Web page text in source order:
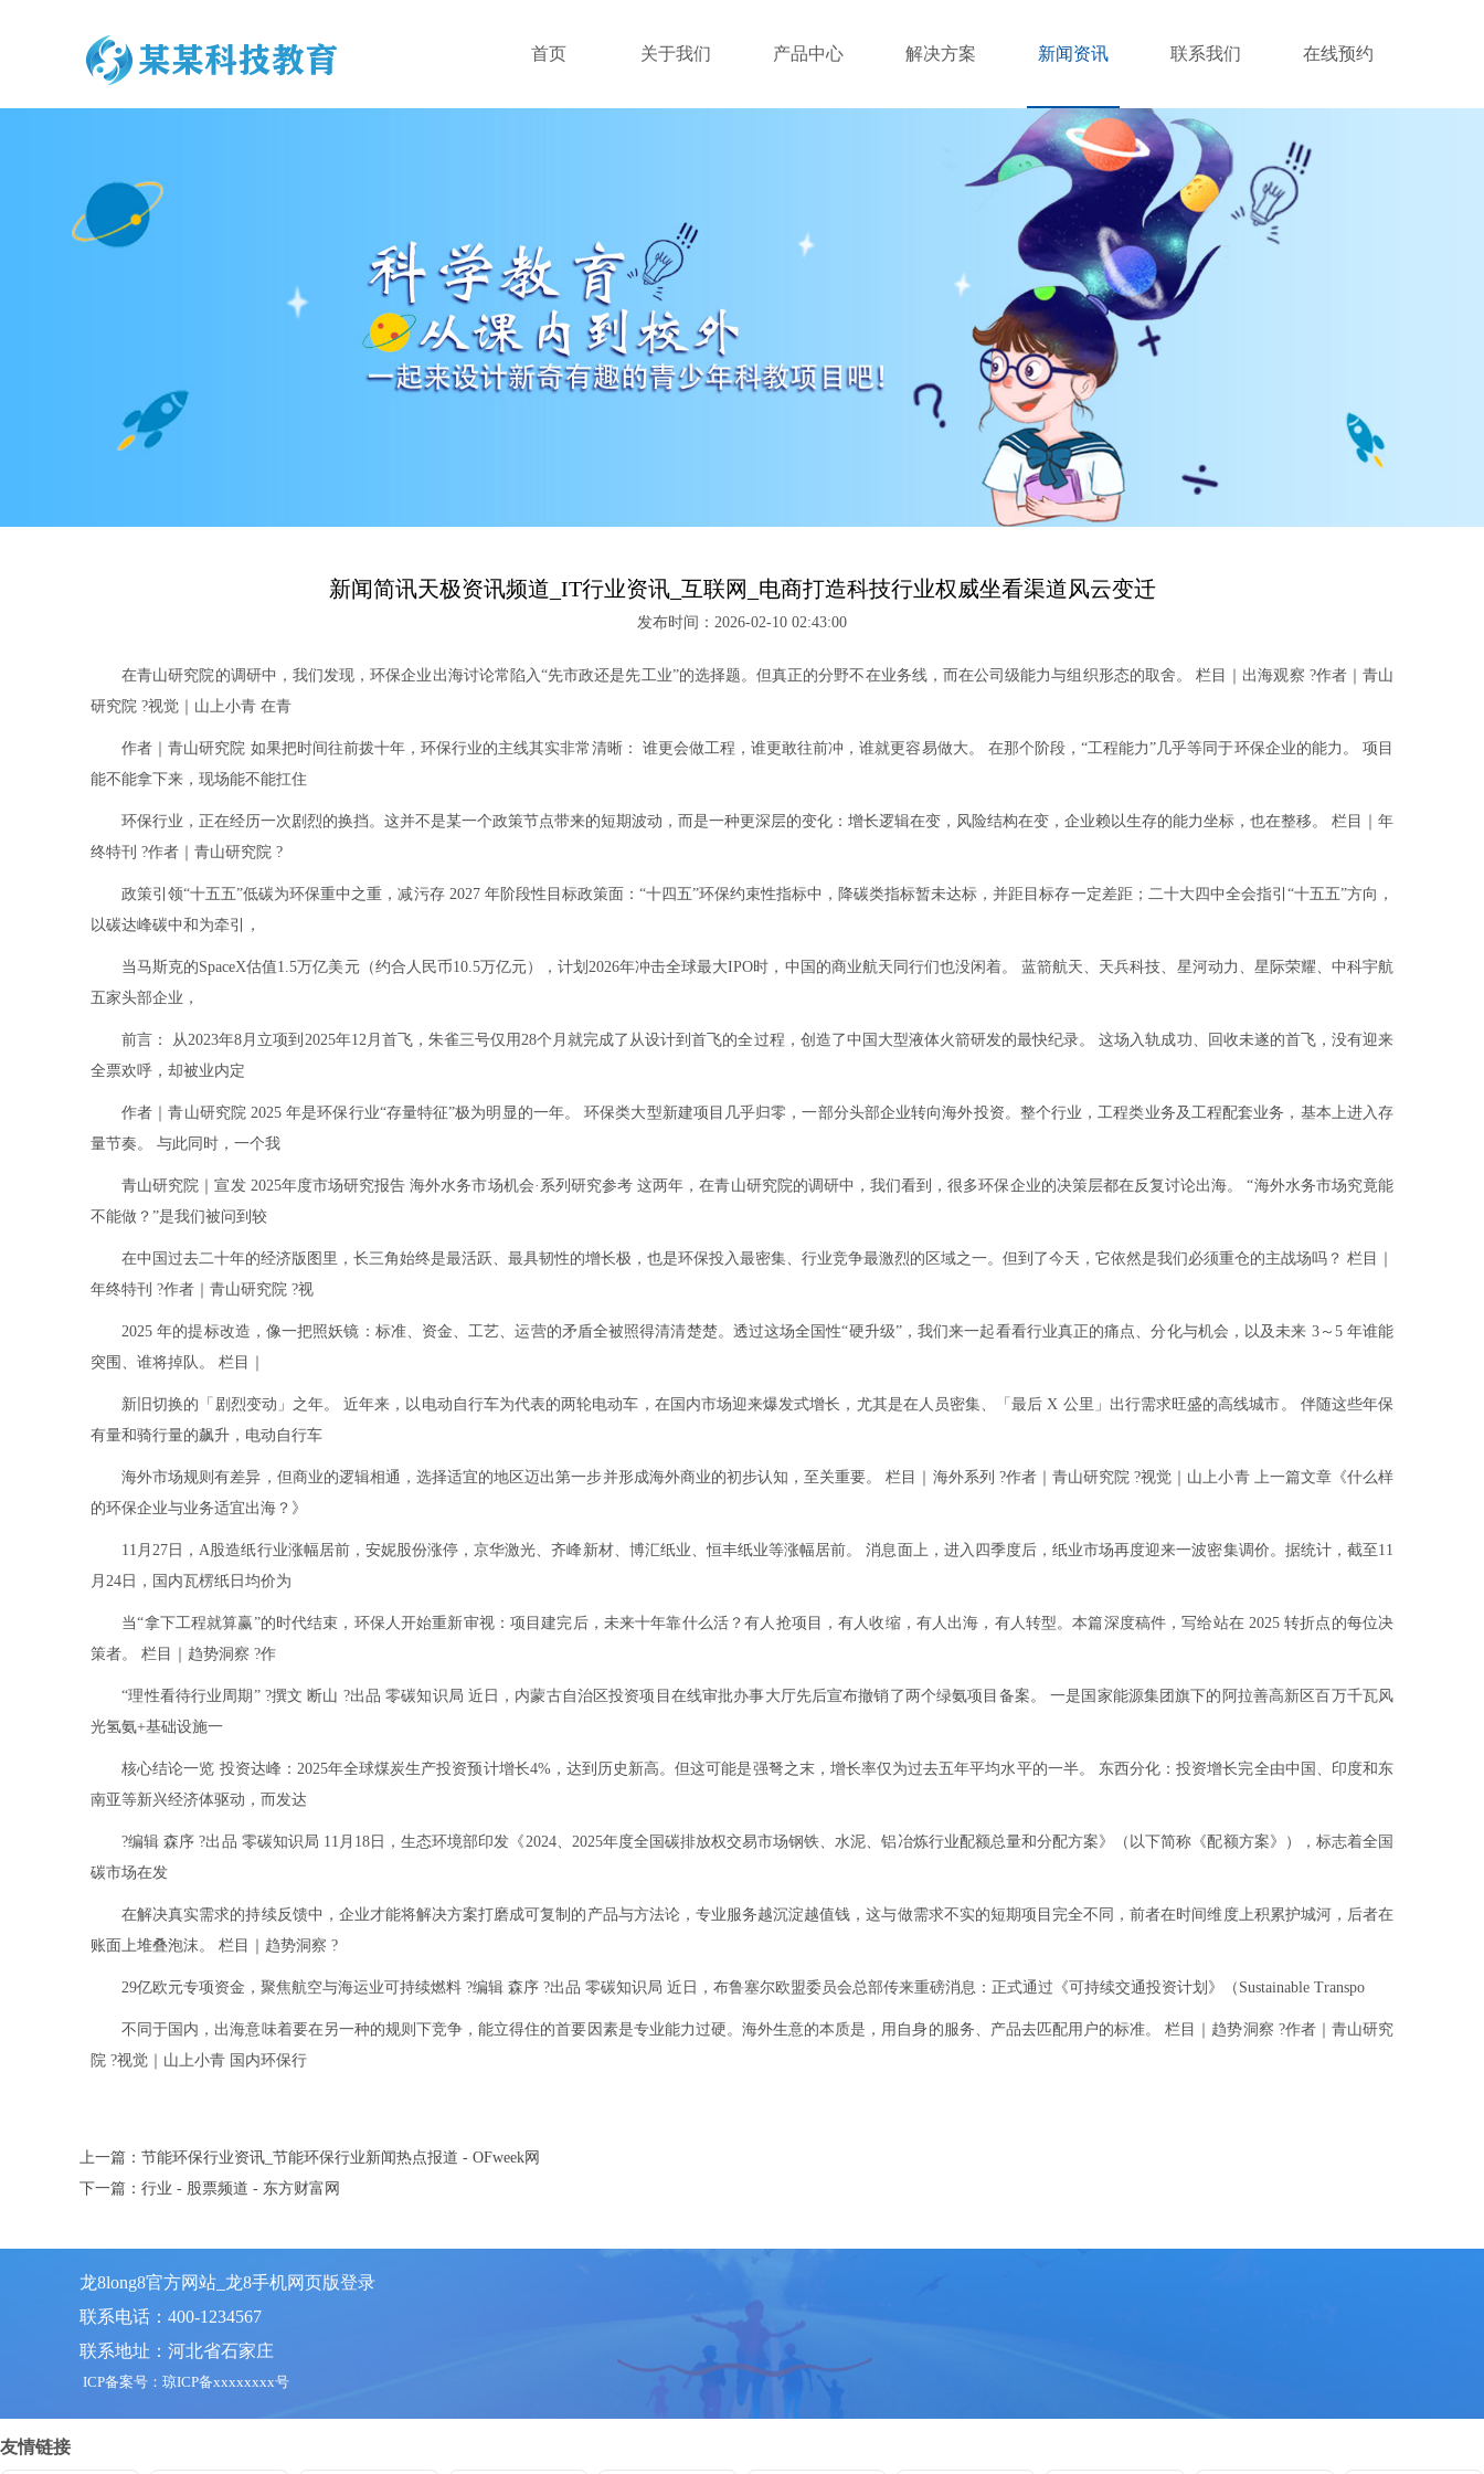
首页 关于我们 产品中心 解决方案 新闻资讯 联系我们 在线预约
新闻简讯天极资讯频道_IT行业资讯_互联网_电商打造科技行业权威坐看渠道风云变迁
发布时间：2026-02-10 02:43:00
在青山研究院的调研中，我们发现，环保企业出海讨论常陷入“先市政还是先工业”的选择题。但真正的分野不在业务线，而在公司级能力与组织形态的取舍。 栏目｜出海观察 ?作者｜青山
研究院 ?视觉｜山上小青 在青
作者｜青山研究院 如果把时间往前拨十年，环保行业的主线其实非常清晰： 谁更会做工程，谁更敢往前冲，谁就更容易做大。 在那个阶段，“工程能力”几乎等同于环保企业的能力。 项目
能不能拿下来，现场能不能扛住
环保行业，正在经历一次剧烈的换挡。这并不是某一个政策节点带来的短期波动，而是一种更深层的变化：增长逻辑在变，风险结构在变，企业赖以生存的能力坐标，也在整移。 栏目｜年
终特刊 ?作者｜青山研究院 ?
政策引领“十五五”低碳为环保重中之重，减污存 2027 年阶段性目标政策面：“十四五”环保约束性指标中，降碳类指标暂未达标，并距目标存一定差距；二十大四中全会指引“十五五”方向，
以碳达峰碳中和为牵引，
当马斯克的SpaceX估值1.5万亿美元（约合人民币10.5万亿元），计划2026年冲击全球最大IPO时，中国的商业航天同行们也没闲着。 蓝箭航天、天兵科技、星河动力、星际荣耀、中科宇航
五家头部企业，
前言： 从2023年8月立项到2025年12月首飞，朱雀三号仅用28个月就完成了从设计到首飞的全过程，创造了中国大型液体火箭研发的最快纪录。 这场入轨成功、回收未遂的首飞，没有迎来
全票欢呼，却被业内定
作者｜青山研究院 2025 年是环保行业“存量特征”极为明显的一年。 环保类大型新建项目几乎归零，一部分头部企业转向海外投资。整个行业，工程类业务及工程配套业务，基本上进入存
量节奏。 与此同时，一个我
青山研究院｜宣发 2025年度市场研究报告 海外水务市场机会·系列研究参考 这两年，在青山研究院的调研中，我们看到，很多环保企业的决策层都在反复讨论出海。 “海外水务市场究竟能
不能做？”是我们被问到较
在中国过去二十年的经济版图里，长三角始终是最活跃、最具韧性的增长极，也是环保投入最密集、行业竞争最激烈的区域之一。但到了今天，它依然是我们必须重仓的主战场吗？ 栏目｜
年终特刊 ?作者｜青山研究院 ?视
2025 年的提标改造，像一把照妖镜：标准、资金、工艺、运营的矛盾全被照得清清楚楚。透过这场全国性“硬升级”，我们来一起看看行业真正的痛点、分化与机会，以及未来 3～5 年谁能
突围、谁将掉队。 栏目｜
新旧切换的「剧烈变动」之年。 近年来，以电动自行车为代表的两轮电动车，在国内市场迎来爆发式增长，尤其是在人员密集、「最后 X 公里」出行需求旺盛的高线城市。 伴随这些年保
有量和骑行量的飙升，电动自行车
海外市场规则有差异，但商业的逻辑相通，选择适宜的地区迈出第一步并形成海外商业的初步认知，至关重要。 栏目｜海外系列 ?作者｜青山研究院 ?视觉｜山上小青 上一篇文章《什么样
的环保企业与业务适宜出海？》
11月27日，A股造纸行业涨幅居前，安妮股份涨停，京华激光、齐峰新材、博汇纸业、恒丰纸业等涨幅居前。 消息面上，进入四季度后，纸业市场再度迎来一波密集调价。据统计，截至11
月24日，国内瓦楞纸日均价为
当“拿下工程就算赢”的时代结束，环保人开始重新审视：项目建完后，未来十年靠什么活？有人抢项目，有人收缩，有人出海，有人转型。本篇深度稿件，写给站在 2025 转折点的每位决
策者。 栏目｜趋势洞察 ?作
“理性看待行业周期” ?撰文 断山 ?出品 零碳知识局 近日，内蒙古自治区投资项目在线审批办事大厅先后宣布撤销了两个绿氨项目备案。 一是国家能源集团旗下的阿拉善高新区百万千瓦风
光氢氨+基础设施一
核心结论一览 投资达峰：2025年全球煤炭生产投资预计增长4%，达到历史新高。但这可能是强弩之末，增长率仅为过去五年平均水平的一半。 东西分化：投资增长完全由中国、印度和东
南亚等新兴经济体驱动，而发达
?编辑 森序 ?出品 零碳知识局 11月18日，生态环境部印发《2024、2025年度全国碳排放权交易市场钢铁、水泥、铝冶炼行业配额总量和分配方案》（以下简称《配额方案》），标志着全国
碳市场在发
在解决真实需求的持续反馈中，企业才能将解决方案打磨成可复制的产品与方法论，专业服务越沉淀越值钱，这与做需求不实的短期项目完全不同，前者在时间维度上积累护城河，后者在
账面上堆叠泡沫。 栏目｜趋势洞察 ?
29亿欧元专项资金，聚焦航空与海运业可持续燃料 ?编辑 森序 ?出品 零碳知识局 近日，布鲁塞尔欧盟委员会总部传来重磅消息：正式通过《可持续交通投资计划》（Sustainable Transpo
不同于国内，出海意味着要在另一种的规则下竞争，能立得住的首要因素是专业能力过硬。海外生意的本质是，用自身的服务、产品去匹配用户的标准。 栏目｜趋势洞察 ?作者｜青山研究
院 ?视觉｜山上小青 国内环保行
上一篇：节能环保行业资讯_节能环保行业新闻热点报道 - OFweek网
下一篇：行业 - 股票频道 - 东方财富网
龙8long8官方网站_龙8手机网页版登录
联系电话：400-1234567
联系地址：河北省石家庄
ICP备案号： 琼ICP备xxxxxxxx号
友情链接